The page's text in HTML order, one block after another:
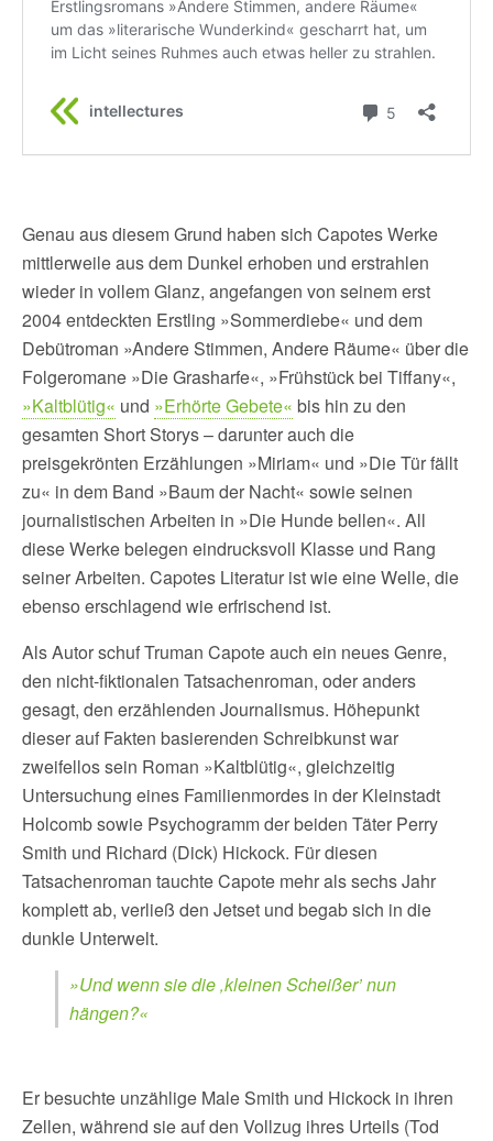
Genau aus diesem Grund haben sich Capotes Werke
mittlerweile aus dem Dunkel erhoben und erstrahlen
wieder in vollem Glanz, angefangen von seinem erst
2004 entdeckten Erstling »Sommerdiebe« und dem
Debütroman »Andere Stimmen, Andere Räume« über die
Folgeromane »Die Grasharfe«, »Frühstück bei Tiffany«,
»Kaltblütig« und »Erhörte Gebete« bis hin zu den
gesamten Short Storys – darunter auch die
preisgekrönten Erzählungen »Miriam« und »Die Tür fällt
zu« in dem Band »Baum der Nacht« sowie seinen
journalistischen Arbeiten in »Die Hunde bellen«. All
diese Werke belegen eindrucksvoll Klasse und Rang
seiner Arbeiten. Capotes Literatur ist wie eine Welle, die
ebenso erschlagend wie erfrischend ist.
Als Autor schuf Truman Capote auch ein neues Genre,
den nicht-fiktionalen Tatsachenroman, oder anders
gesagt, den erzählenden Journalismus. Höhepunkt
dieser auf Fakten basierenden Schreibkunst war
zweifellos sein Roman »Kaltblütig«, gleichzeitig
Untersuchung eines Familienmordes in der Kleinstadt
Holcomb sowie Psychogramm der beiden Täter Perry
Smith und Richard (Dick) Hickock. Für diesen
Tatsachenroman tauchte Capote mehr als sechs Jahr
komplett ab, verließ den Jetset und begab sich in die
dunkle Unterwelt.
»Und wenn sie die ‚kleinen Scheißer’ nun
hängen?«
Er besuchte unzählige Male Smith und Hickock in ihren
Zellen, während sie auf den Vollzug ihres Urteils (Tod